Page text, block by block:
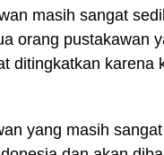
masih sangat
orang pustakawan
ditingkatkan karena
yang masih